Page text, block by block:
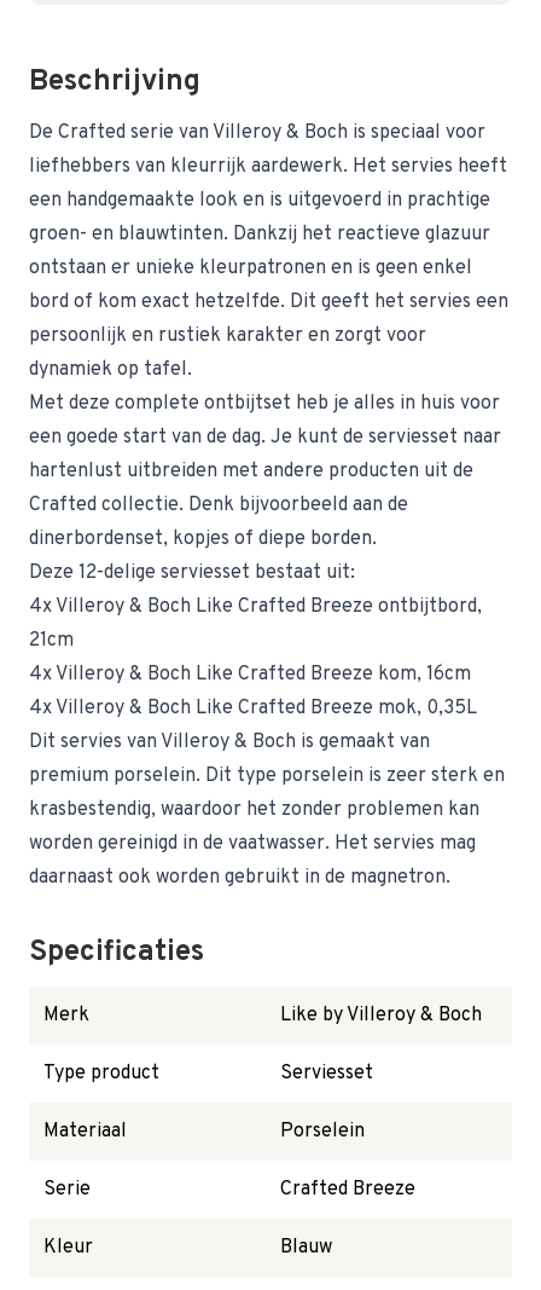
Beschrijving
De Crafted serie van Villeroy & Boch is speciaal voor
liefhebbers van kleurrijk aardewerk. Het servies heeft
een handgemaakte look en is uitgevoerd in prachtige
groen- en blauwtinten. Dankzij het reactieve glazuur
ontstaan er unieke kleurpatronen en is geen enkel
bord of kom exact hetzelfde. Dit geeft het servies een
persoonlijk en rustiek karakter en zorgt voor
dynamiek op tafel.
Met deze complete ontbijtset heb je alles in huis voor
een goede start van de dag. Je kunt de serviesset naar
hartenlust uitbreiden met andere producten uit de
Crafted collectie. Denk bijvoorbeeld aan de
dinerbordenset, kopjes of diepe borden.
Deze 12-delige serviesset bestaat uit:
4x Villeroy & Boch Like Crafted Breeze ontbijtbord,
21cm
4x Villeroy & Boch Like Crafted Breeze kom, 16cm
4x Villeroy & Boch Like Crafted Breeze mok, 0,35L
Dit servies van Villeroy & Boch is gemaakt van
premium porselein. Dit type porselein is zeer sterk en
krasbestendig, waardoor het zonder problemen kan
worden gereinigd in de vaatwasser. Het servies mag
daarnaast ook worden gebruikt in de magnetron.
Specificaties
Merk Like by Villeroy & Boch
Type product Serviesset
Materiaal Porselein
Serie Crafted Breeze
Kleur Blauw